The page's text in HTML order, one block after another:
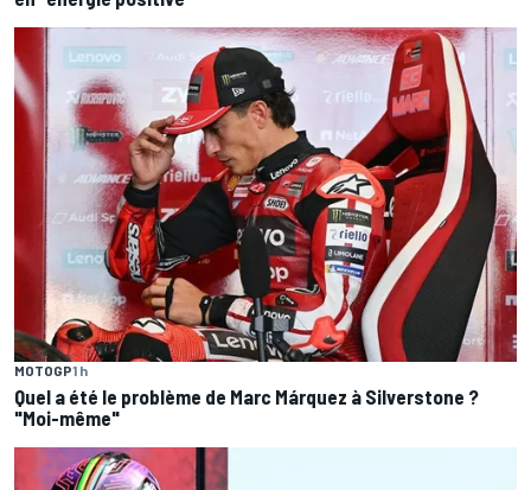
MOTOGP1 h
Quel a été le problème de Marc Márquez à Silverstone ?
"Moi-même"